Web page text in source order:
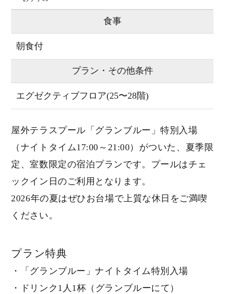
食事
朝食付
プラン・その他条件
エグゼクティブフロア(25〜28階)
屋外テラスプール「グランブルー」特別入場
（ナイトタイム17:00～21:00）がついた、夏季限
定、室数限定の宿泊プランです。プールはチェ
ックイン日のご利用となります。
2026年の夏はぜひお台場で上質な休日をご満喫
ください。
プラン特典
・「グランブルー」ナイトタイム特別入場
・ドリンク1人1杯（グランブルーにて）